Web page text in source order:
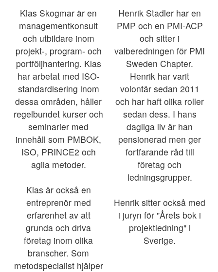
Klas Skogmar är en
managementkonsult
och utbildare inom
projekt-, program- och
portföljhantering. Klas
har arbetat med ISO-
standardisering inom
dessa områden, håller
regelbundet kurser och
seminarier med
innehåll som PMBOK,
ISO, PRINCE2 och
agila metoder.
Klas är också en
entreprenör med
erfarenhet av att
grunda och driva
företag inom olika
branscher. Som
metodspecialist hjälper
Henrik Stadler har en
PMP och en PMI-ACP
och sitter i
valberedningen för PMI
Sweden Chapter.
Henrik har varit
volontär sedan 2011
och har haft olika roller
sedan dess. I hans
dagliga liv är han
pensionerad men ger
fortfarande råd till
företag och
ledningsgrupper.
Henrik sitter också med
i juryn för "Årets bok i
projektledning" i
Sverige.